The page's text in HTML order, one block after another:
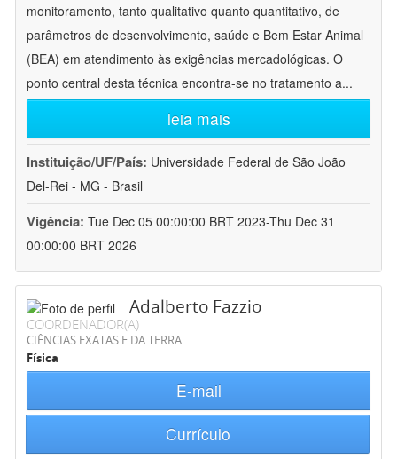
monitoramento, tanto qualitativo quanto quantitativo, de
parâmetros de desenvolvimento, saúde e Bem Estar Animal
(BEA) em atendimento às exigências mercadológicas. O
ponto central desta técnica encontra-se no tratamento a...
leia mais
Instituição/UF/País: Universidade Federal de São João
Del-Rei - MG - Brasil
Vigência: Tue Dec 05 00:00:00 BRT 2023-Thu Dec 31
00:00:00 BRT 2026
Adalberto Fazzio
COORDENADOR(A)
CIÊNCIAS EXATAS E DA TERRA
Física
E-mail
Currículo